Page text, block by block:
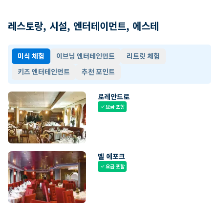
레스토랑, 시설, 엔터테이먼트, 에스테
미식 체험 이브닝 엔터테인먼트
리트릿 체험
키즈 엔터테인먼트
추천 포인트
로레안드로
check요금 포함
벨 에포크
check요금 포함